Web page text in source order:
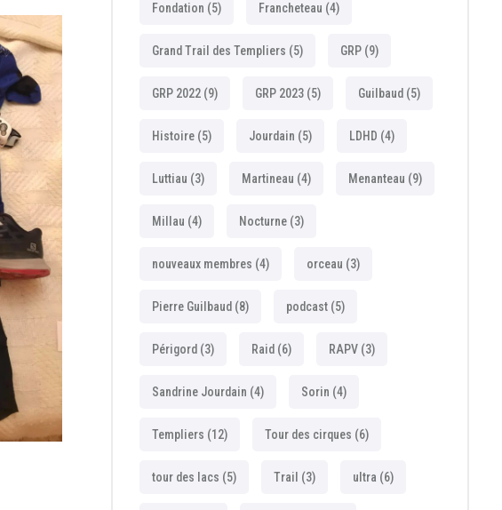
Fondation (5) Francheteau (4)
Grand Trail des Templiers (5) GRP(9)
GRP 2022(9) GRP 2023(5) Guilbaud (5)
Histoire(5) Jourdain (5) LDHD (4)
Luttiau (3) Martineau (4) Menanteau (9)
Millau (4) Nocturne(3)
nouveaux membres (4) orceau (3)
Pierre Guilbaud (8) podcast(5)
Périgord (3) Raid (6) RAPV(3)
Sandrine Jourdain (4) Sorin (4)
Templiers (12) Tour des cirques (6)
tour des lacs (5) Trail (3) ultra (6)